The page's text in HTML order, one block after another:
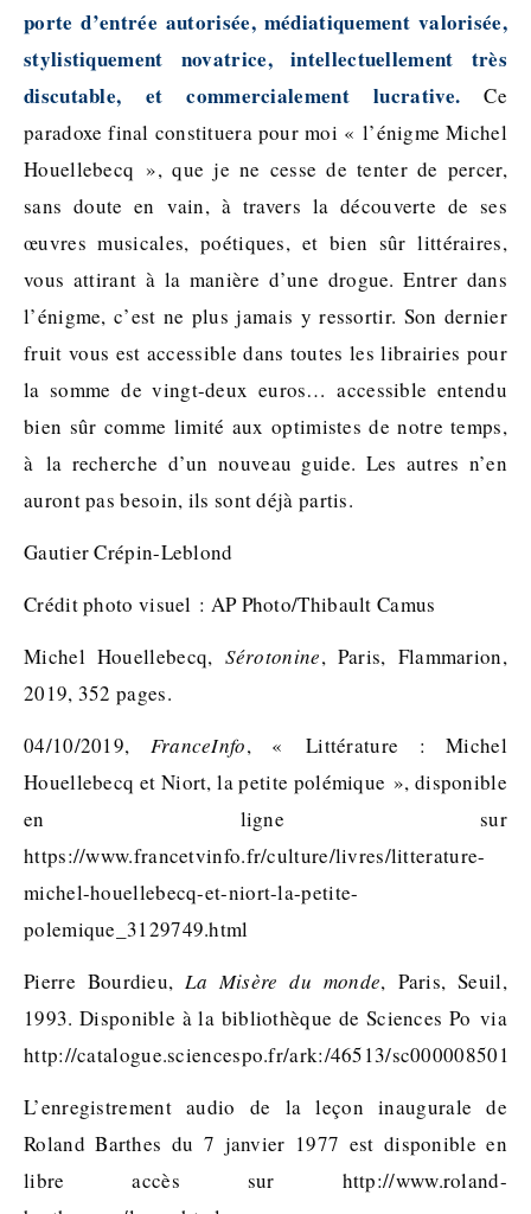
porte d’entrée autorisée, médiatiquement valorisée,
stylistiquement novatrice, intellectuellement très
discutable, et commercialement lucrative.
Ce
paradoxe final constituera pour moi « l’énigme Michel
Houellebecq », que je ne cesse de tenter de percer,
sans doute en vain, à travers la découverte de ses
œuvres musicales, poétiques, et bien sûr littéraires,
vous attirant à la manière d’une drogue. Entrer dans
l’énigme, c’est ne plus jamais y ressortir. Son dernier
fruit vous est accessible dans toutes les librairies pour
la somme de vingt-deux euros… accessible entendu
bien sûr comme limité aux optimistes de notre temps,
à la recherche d’un nouveau guide. Les autres n’en
auront pas besoin, ils sont déjà partis.
Gautier Crépin-Leblond
Crédit photo visuel : AP Photo/Thibault Camus
Michel Houellebecq, Sérotonine, Paris, Flammarion,
2019, 352 pages.
04/10/2019, FranceInfo, « Littérature : Michel
Houellebecq et Niort, la petite polémique », disponible
en ligne sur
https://www.francetvinfo.fr/culture/livres/litterature-
michel-houellebecq-et-niort-la-petite-
polemique_3129749.html
Pierre Bourdieu,La Misère du monde, Paris, Seuil,
1993. Disponible à la bibliothèque de Sciences Po via
http://catalogue.sciencespo.fr/ark:/46513/sc0000085012
L’enregistrement audio de la leçon inaugurale de
Roland Barthes du 7 janvier 1977 est disponible en
libre accès sur http://www.roland-